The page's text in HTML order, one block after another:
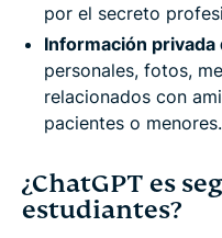
por el secreto
Información
personales, fotos,
relacionados con
pacientes o menores.
¿ChatGPT es
estudiantes?